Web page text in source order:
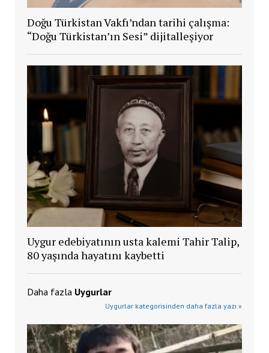
Doğu Türkistan Vakfı’ndan tarihi çalışma:
“Doğu Türkistan’ın Sesi” dijitalleşiyor
Uygur edebiyatının usta kalemi Tahir Talip,
80 yaşında hayatını kaybetti
Daha fazla Uygurlar
Uygurlar kategorisinden daha fazla yazı »